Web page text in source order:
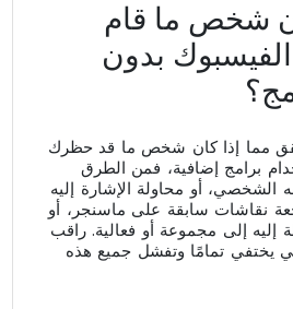
شخص ما قام
بدون
مما إذا كان شخص ما قد حظرك
برامج إضافية، فمن الطرق
الشخصي، أو محاولة الإشارة إليه
نقاشات سابقة على ماسنجر، أو
إلى مجموعة أو فعالية. راقب
يختفي تمامًا وتفشل جميع هذه